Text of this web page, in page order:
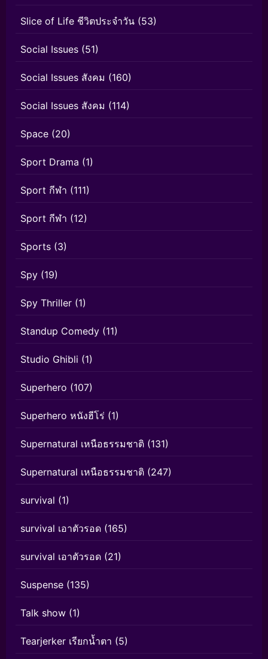
Slice of Life ชีวิตประจำวัน (53)
Social Issues (51)
Social Issues สังคม (160)
Social Issues สังคม (114)
Space (20)
Sport Drama (1)
Sport กีฬา (111)
Sport กีฬา (12)
Sports (3)
Spy (19)
Spy Thriller (1)
Standup Comedy (11)
Studio Ghibli (1)
Superhero (107)
Superhero หนังฮีโร่ (1)
Supernatural เหนือธรรมชาติ (131)
Supernatural เหนือธรรมชาติ (247)
survival (1)
survival เอาตัวรอด (165)
survival เอาตัวรอด (21)
Suspense (135)
Talk show (1)
Tearjerker เรียกน้ำตา (5)